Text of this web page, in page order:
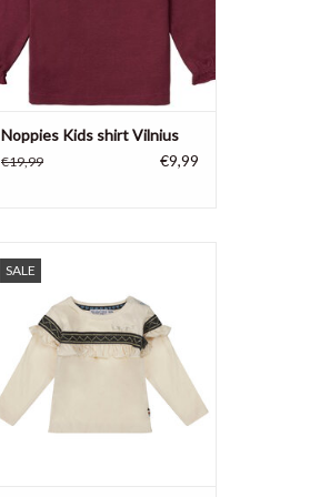
Noppies Kids shirt Vilnius
€19,99 €9,99
SALEDirkje heeft een donkere
opgestikte band met ingeweven
gouddraadje en is extra versierd
met ruffles.
TOEVOEGEN AAN WINKELWAGEN